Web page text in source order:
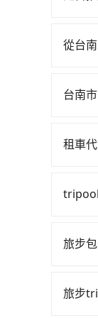
排班
攔到
三人
租車
會載
租車
從台
到車
小黃
超過
台南
警察
好辨
租車
VW為
tripool
為司
也就
旅步
費用
旅步